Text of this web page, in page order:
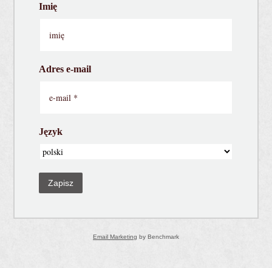
Imię
Adres e-mail
Język
Zapisz
Email Marketing by Benchmark